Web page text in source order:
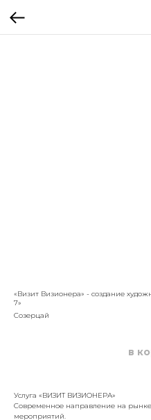
«Визит Визионера» - создание
7»
Созерцай
в
Услуга «ВИЗИТ ВИЗИОНЕРА»
Современное направление на
мероприятий.